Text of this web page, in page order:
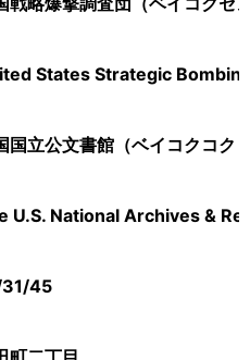
States Strategic
国立公文書館（ベイコクコク
U.S. National Archives &
45